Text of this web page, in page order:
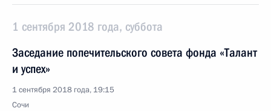
1 сентября 2018 года, суббота
Заседание попечительского совета фонда «Талант
и успех»
1 сентября 2018 года, 19:15
Сочи